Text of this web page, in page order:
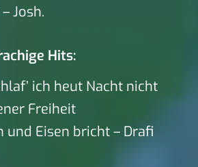
Josh.
Hits:
ich heut Nacht nicht
Freiheit
und Eisen bricht – Drafi